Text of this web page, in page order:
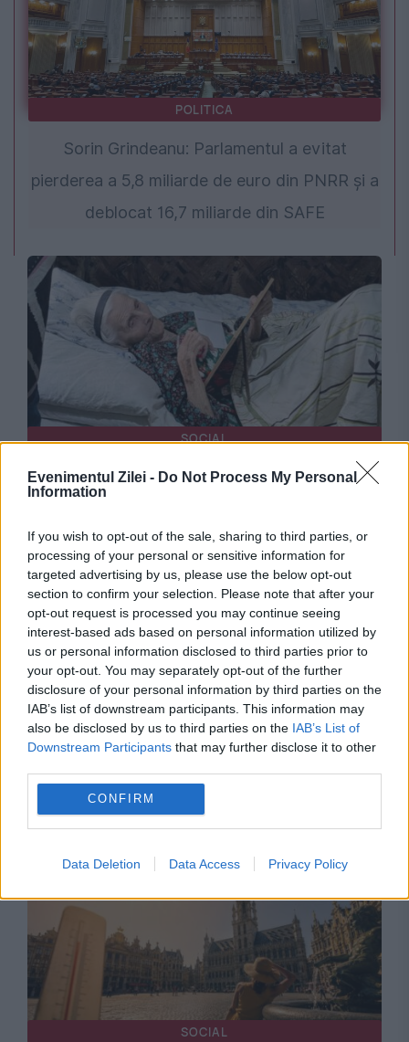
Evenimentul Zilei - Do Not Process My Personal
Information
If you wish to opt-out of the sale, sharing to third parties, or
processing of your personal or sensitive information for
targeted advertising by us, please use the below opt-out
section to confirm your selection. Please note that after your
opt-out request is processed you may continue seeing
interest-based ads based on personal information utilized by
us or personal information disclosed to third parties prior to
your opt-out. You may separately opt-out of the further
disclosure of your personal information by third parties on the
IAB’s list of downstream participants. This information may
also be disclosed by us to third parties on the IAB’s List of
Downstream Participants that may further disclose it to other
CONFIRM
Data Deletion Data Access Privacy Policy
POLITICA
Sorin Grindeanu: Parlamentul a evitat
pierderea a 5,8 miliarde de euro din PNRR și a
deblocat 16,7 miliarde din SAFE
SOCIAL
Cea mai bătrână româncă are 111 ani. „Dacă
SPORT
Anglia – Argentina 2-1, meciul recordurilor. 30
de minute fără șut la poartă
SOCIAL